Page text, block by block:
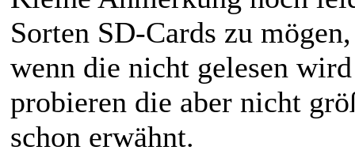
Sorten SD-Cards zu
wenn die nicht gelesen
probieren die aber nicht
schon erwähnt.